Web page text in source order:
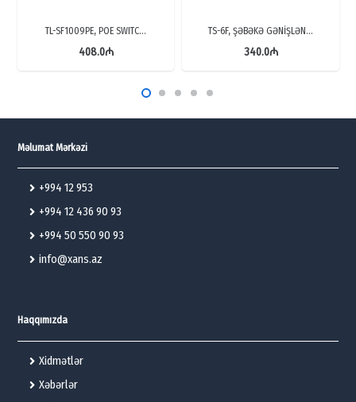
TL-SF1009PE, POE SWITC…
408.0₼
TS-6F, ŞƏBƏKƏ GƏNİŞLƏN…
340.0₼
Məlumat Mərkəzi
+994 12 953
+994 12 436 90 93
+994 50 550 90 93
info@xans.az
Haqqımızda
Xidmətlər
Xəbərlər